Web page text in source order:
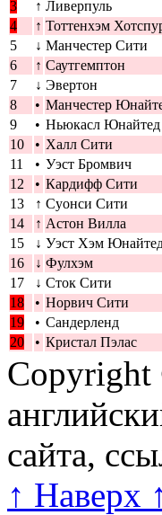
3
↑ Ливерпуль
4
↑ Тоттенхэм
5
↓ Манчестер Сити
6
↑ Саутгемптон
7
↓ Эвертон
8
• Манчестер
9
• Ньюкасл Юнайтед
10
• Халл Сити
11
• Уэст Бромвич
12
• Кардифф Сити
13
↑ Суонси Сити
14
↑ Астон Вилла
15
↓ Уэст Хэм
16
↓ Фулхэм
17
↓ Сток Сити
18
• Норвич Сити
19
• Сандерленд
20
• Кристал Пэлас
сайта,
↑ Наверх